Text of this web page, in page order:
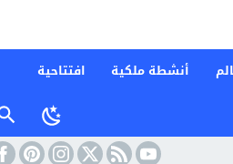
أنشطة ملكية افتتاحية